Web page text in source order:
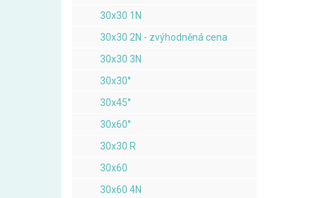
30x30 1N
30x30 2N - zvýhodněná cena
30x30 3N
30x30°
30x45°
30x60°
30x30 R
30x60
30x60 4N